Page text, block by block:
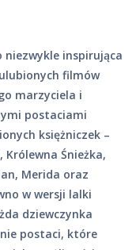
niezwykle inspirująca
filmów
marzyciela i
postaciami
księżniczek –
Królewna Śnieżka,
Merida oraz
w wersji lalki
dziewczynka
postaci, które